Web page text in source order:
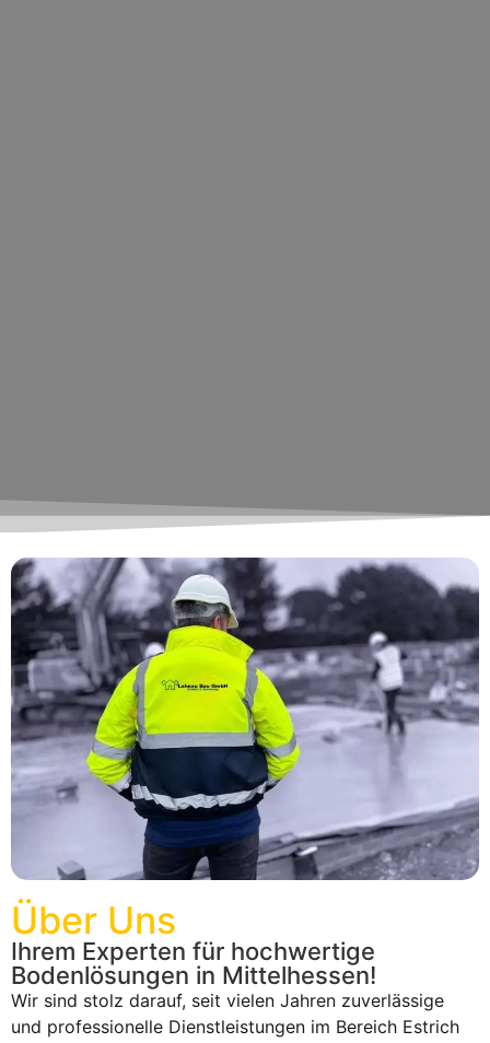
Über Uns
Ihrem Experten für hochwertige
Bodenlösungen in Mittelhessen!
Wir sind stolz darauf, seit vielen Jahren zuverlässige
und professionelle Dienstleistungen im Bereich Estrich